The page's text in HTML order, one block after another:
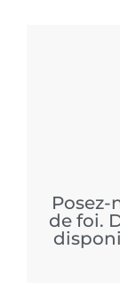
de foi.